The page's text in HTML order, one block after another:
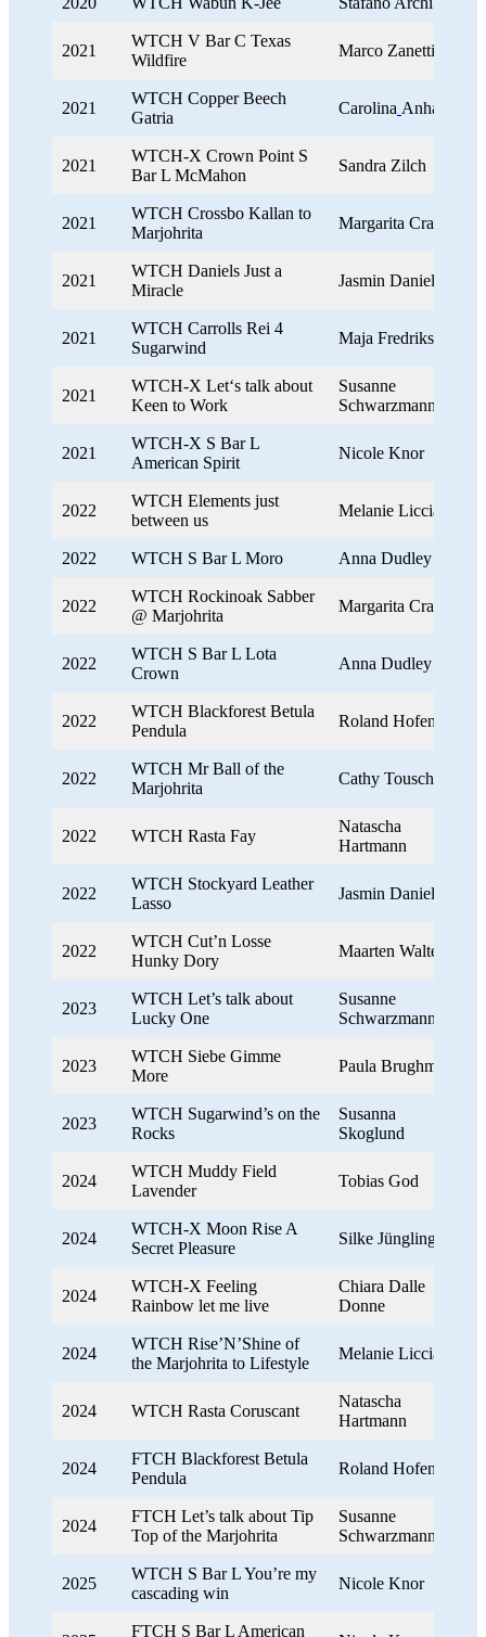
2021
WTCH V Bar C Texas
Wildfire
Marco Zanetti
2021
WTCH Copper Beech
Gatria
Carolina Anhamm
2021
WTCH-X Crown Point S
Bar L McMahon
Sandra Zilch
2021
WTCH Crossbo Kallan to
Marjohrita
Margarita Craig
2021
WTCH Daniels Just a
Miracle
Jasmin Daniel
2021
WTCH Carrolls Rei 4
Sugarwind
Maja Fredriksson
2021
WTCH-X Let‘s talk about
Keen to Work
Susanne
Schwarzmann
2021
WTCH-X S Bar L
American Spirit
Nicole Knor
2022
WTCH Elements just
between us
Melanie Licciardi
2022 WTCH S Bar L Moro Anna Dudley
2022
WTCH Rockinoak Sabber
@ Marjohrita
Margarita Craig
2022
WTCH S Bar L Lota
Crown
Anna Dudley
2022
WTCH Blackforest Betula
Pendula
Roland Hofeneder
2022
WTCH Mr Ball of the
Marjohrita
Cathy Tousch
2022 WTCH Rasta Fay
Natascha
Hartmann
2022
WTCH Stockyard Leather
Lasso
Jasmin Daniel
2022
WTCH Cut’n Losse
Hunky Dory
Maarten Walter
2023
WTCH Let’s talk about
Lucky One
Susanne
Schwarzmann
2023
WTCH Siebe Gimme
More
Paula Brughmans
2023
WTCH Sugarwind’s on the
Rocks
Susanna
Skoglund
2024
WTCH Muddy Field
Lavender
Tobias God
2024
WTCH-X Moon Rise A
Secret Pleasure
Silke Jüngling
2024
WTCH-X Feeling
Rainbow let me live
Chiara Dalle
Donne
2024
WTCH Rise’N’Shine of
the Marjohrita to Lifestyle
Melanie Licciardi
2024 WTCH Rasta Coruscant
Natascha
Hartmann
2024
FTCH Blackforest Betula
Pendula
Roland Hofeneder
2024
FTCH Let’s talk about Tip
Top of the Marjohrita
Susanne
Schwarzmann
2025
WTCH S Bar L You’re my
cascading win
Nicole Knor
FTCH S Bar L American